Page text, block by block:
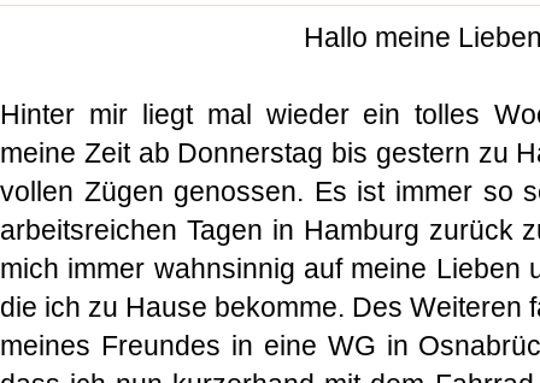
Hallo meine
Hinter mir liegt mal wieder ein tolles
meine Zeit ab Donnerstag bis gestern zu
vollen Zügen genossen. Es ist immer so
arbeitsreichen Tagen in Hamburg zurück
mich immer wahnsinnig auf meine Lieben
die ich zu Hause bekomme. Des Weiteren
meines Freundes in eine WG in